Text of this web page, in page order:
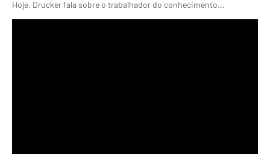
Hoje, Drucker fala sobre o trabalhador do conhecimento…